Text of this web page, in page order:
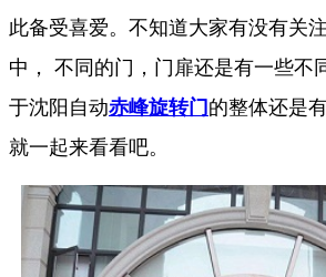
此备受喜爱。不知道大家有没有关
中， 不同的门，门扉还是有一些不
于沈阳自动赤峰旋转门的整体还是
就一起来看看吧。